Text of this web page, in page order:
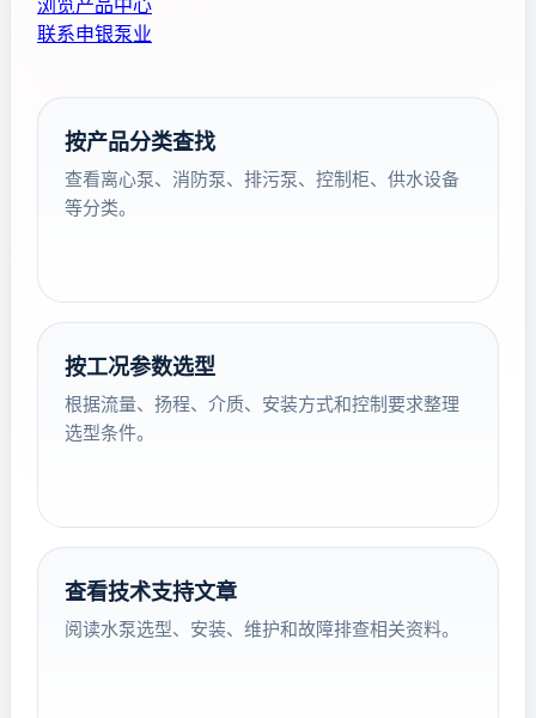
浏览产品中心
联系申银泵业
按产品分类查找
查看离心泵、消防泵、排污泵、控制柜、供水设备
等分类。
按工况参数选型
根据流量、扬程、介质、安装方式和控制要求整理
选型条件。
查看技术支持文章
阅读水泵选型、安装、维护和故障排查相关资料。